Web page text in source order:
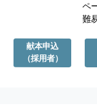
ペ
難
献本申込
（採用者）